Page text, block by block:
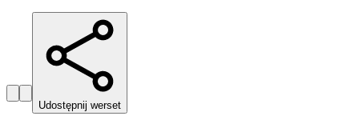
Udostępnij werset